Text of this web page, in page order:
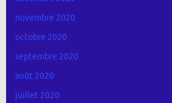
novembre 2020
octobre 2020
septembre 2020
août 2020
juillet 2020